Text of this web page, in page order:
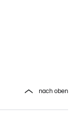
nach oben